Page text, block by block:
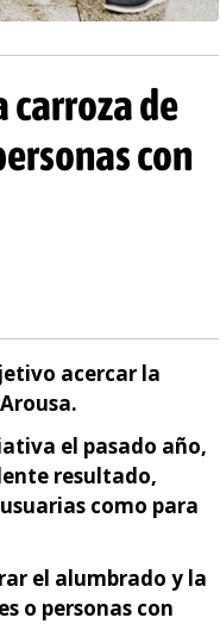
carroza de
con
acercar la
el pasado año,
resultado,
como para
el alumbrado y la
o personas con